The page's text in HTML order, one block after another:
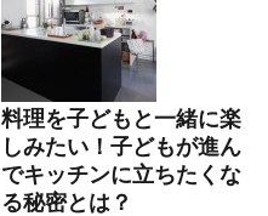
料理を子どもと一緒に楽
しみたい！子どもが進ん
でキッチンに立ちたくな
る秘密とは？